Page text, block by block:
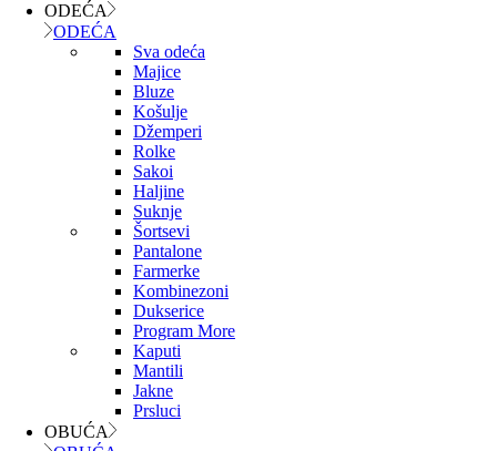
ODEĆA
ODEĆA
Sva odeća
Majice
Bluze
Košulje
Džemperi
Rolke
Sakoi
Haljine
Suknje
Šortsevi
Pantalone
Farmerke
Kombinezoni
Dukserice
Program More
Kaputi
Mantili
Jakne
Prsluci
OBUĆA